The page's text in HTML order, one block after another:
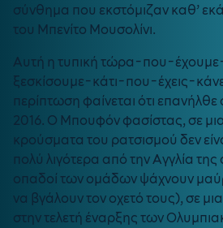
σύνθημα που εκστόμιζαν καθ’
του Μπενίτο Μουσολίνι.
Αυτή η τυπική τώρα-που-
ξεσκίσουμε-κάτι-που-έχεις-
περίπτωση φαίνεται ότι
2016. Ο Μπουφόν φασίστας, σε μια
κρούσματα του ρατσισμού δεν
πολύ λιγότερα από την Αγγλία
οπαδοί των ομάδων ψάχνουν
να βγάλουν τον οχετό τους), σε
στην τελετή έναρξης των